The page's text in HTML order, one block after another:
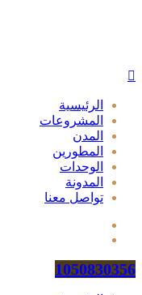
الرئيسية
المشروعات
المدن
المطورين
الوحدات
المدونة
تواصل معنا
1050830356